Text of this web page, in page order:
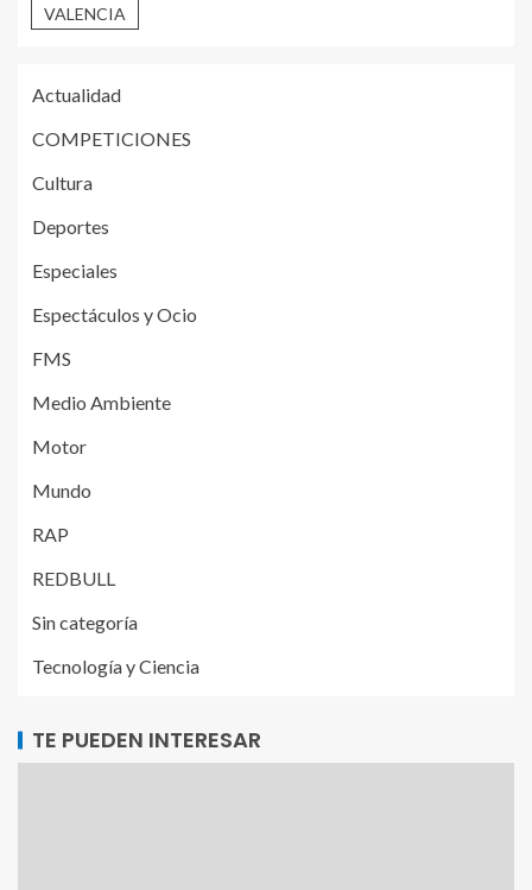
VALENCIA
Actualidad
COMPETICIONES
Cultura
Deportes
Especiales
Espectáculos y Ocio
FMS
Medio Ambiente
Motor
Mundo
RAP
REDBULL
Sin categoría
Tecnología y Ciencia
TE PUEDEN INTERESAR